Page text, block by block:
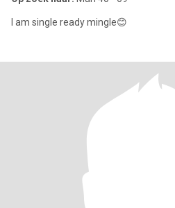
I am single ready mingle😊